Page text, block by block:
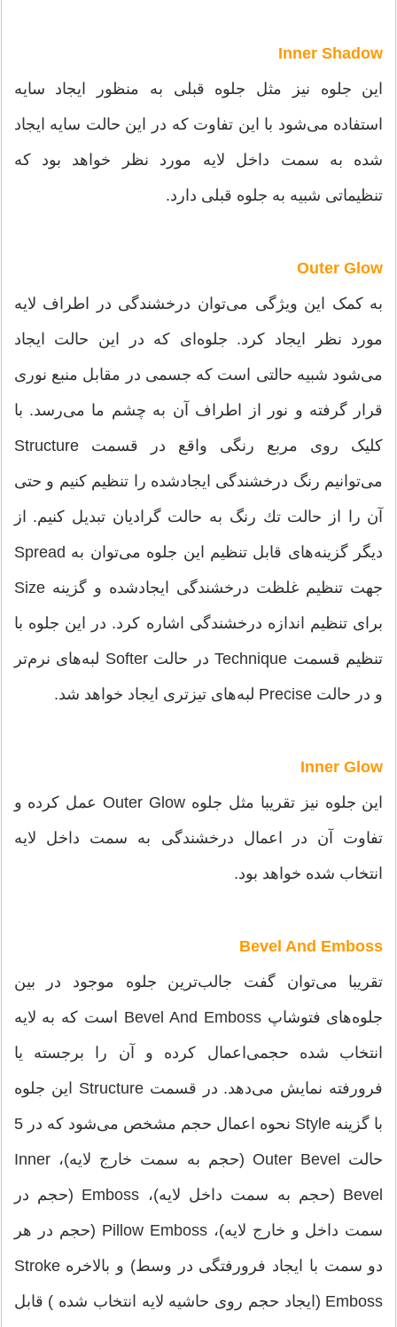
Inner Shadow
این جلوه نیز مثل جلوه قبلی به منظور ایجاد سایه
استفاده می‌‌شود با این تفاوت که در این حالت سایه ایجاد
شده به سمت داخل لایه مورد نظر خواهد بود که
تنظیماتی شبیه به جلوه قبلی دارد.
Outer Glow
به کمک این ویژگی می‌‌توان درخشندگی در اطراف لایه
مورد نظر ایجاد کرد. جلوه‌ای که در این حالت ایجاد
می‌‌شود شبیه حالتی است که جسمی ‌‌در مقابل منبع نوری
قرار گرفته و نور از اطراف آن به چشم ما می‌‌رسد. با
کلیک روی مربع رنگی واقع در قسمت Structure
می‌‌توانیم رنگ درخشندگی ایجادشده را تنظیم کنیم و حتی
آن را از حالت تك رنگ به حالت گرادیان تبدیل کنیم. از
دیگر گزینه‌های قابل تنظیم این جلوه می‌‌توان به Spread
جهت تنظیم غلظت درخشندگی ایجادشده و گزینه Size
برای تنظیم اندازه درخشندگی اشاره کرد. در این جلوه با
تنظیم قسمت Technique در حالت Softer لبه‌های نرم‌تر
و در حالت Precise لبه‌های تیزتری ایجاد خواهد شد.
Inner Glow
این جلوه نیز تقریبا مثل جلوه Outer Glow عمل کرده و
تفاوت آن در اعمال درخشندگی به سمت داخل لایه
انتخاب شده خواهد بود.
Bevel And Emboss
تقریبا می‌‌توان گفت جالب‌ترین جلوه موجود در بین
جلوه‌های فتوشاپ Bevel And Emboss است که به لایه
انتخاب شده حجمی‌‌اعمال کرده و آن را برجسته یا
فرورفته نمایش می‌‌دهد. در قسمت Structure این جلوه
با گزینه Style نحوه اعمال حجم مشخص می‌‌شود که در 5
حالت Outer Bevel (حجم به سمت خارج لایه)، Inner
Bevel (حجم به سمت داخل لایه)، Emboss (حجم در
سمت داخل و خارج لایه)، Pillow Emboss (حجم در هر
دو سمت با ایجاد فرورفتگی در وسط) و بالاخره Stroke
Emboss (ایجاد حجم روی حاشیه لایه انتخاب شده ) قابل